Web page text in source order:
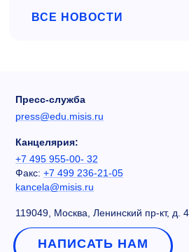
ВСЕ НОВОСТИ
Пресс-служба
press@edu.misis.ru
Канцелярия:
+7 495 955-00- 32
Факс: +7 499 236-21-05
kancela@misis.ru
119049, Москва, Ленинский пр-кт, д.
НАПИСАТЬ НАМ